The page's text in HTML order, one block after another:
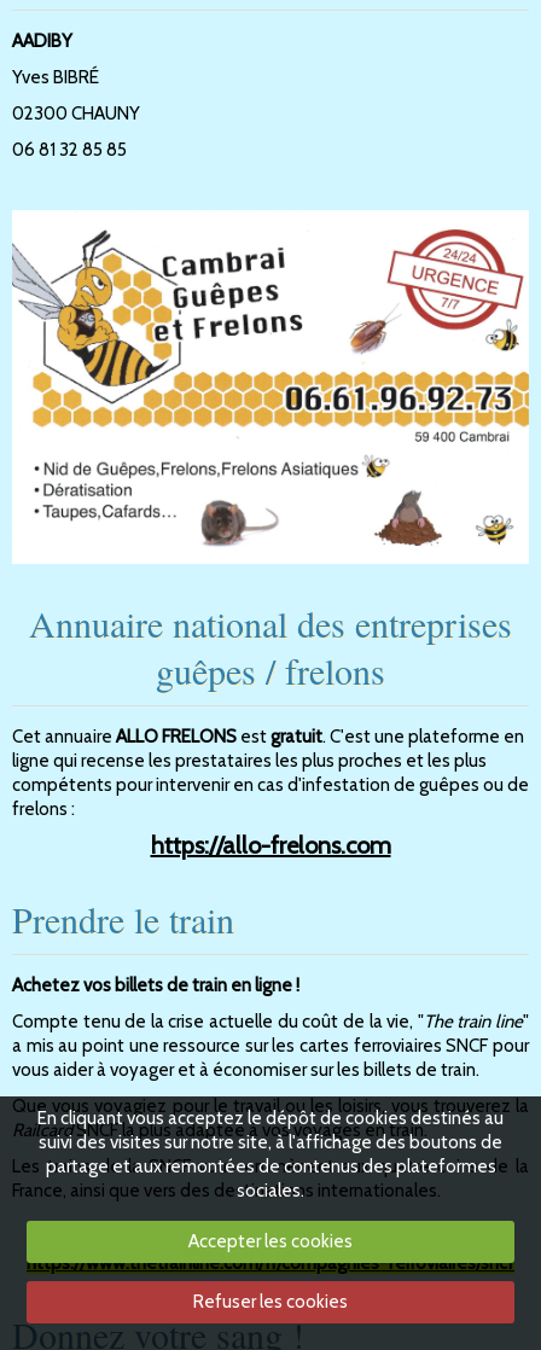
AADIBY
Yves BIBRÉ
02300 CHAUNY
06 81 32 85 85
Annuaire national des entreprises
guêpes / frelons
Cet annuaireALLO FRELONS estgratuit. C'est une plateforme en
ligne qui recense les prestataires les plus proches et les plus
compétents pour intervenir en cas d'infestation de guêpes ou de
frelons :
https://allo-frelons.com
Prendre le train
Achetez vos billets de train en ligne !
Compte tenu de la crise actuelle du coût de la vie, "The train line"
a mis au point une ressource sur les cartes ferroviaires SNCF pour
vous aider à voyager et à économiser sur les billets de train.
Que vous voyagiez pour le travail ou les loisirs, vous trouverez la
RailcardSNCF la plus adaptée à vos voyages en train.
Les trains de la SNCF vous emmènent aux quatre coins de la
France, ainsi que vers des destinations internationales.
https://www.thetrainline.com/fr/compagnies-ferroviaires/sncf
Donnez votre sang !
En cliquant vous acceptez le dépôt de cookies destinés au
suivi des visites sur notre site, à l'affichage des boutons de
partage et aux remontées de contenus des plateformes
sociales.
Accepter les cookies
Refuser les cookies